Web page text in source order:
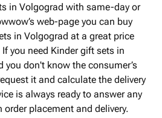
спасибо,
нашей
Буду
магазине
in Volgograd with same-day or
web-page you can buy
in Volgograd at a great price
you need Kinder gift sets in
you don't know the consumer’s
it and calculate the delivery
is always ready to answer any
placement and delivery.